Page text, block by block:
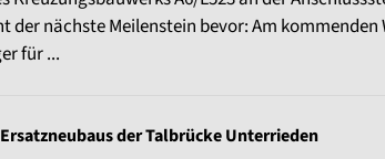
der nächste Meilenstein bevor: Am kommenden
für ...
der Talbrücke Unterrieden